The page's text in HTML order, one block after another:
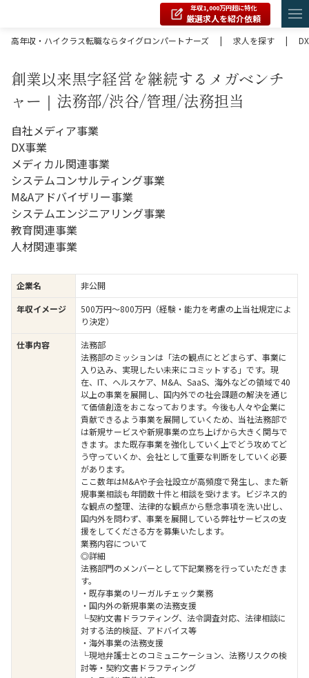
年収1,000万円超に特化
厳選求人を紹介依頼
高年収・ハイクラス転職ならタイグロンパートナーズ
| 求人を探す |
創業以来黒字経営を継続するメガベンチ
ャー｜法務部/渋谷/管理/法務担当
自社メディア事業
DX事業
メディカル関連事業
システムコンサルティング事業
M&Aアドバイザリー事業
システムエンジニアリング事業
教育関連事業
人材関連事業
企業名
非公開
年収イメージ
500万円〜800万円（経験・能力を考慮の上当社規定によ
り決定）
仕事内容
法務部
法務部のミッションは「法の観点にとどまらず、事業に
入り込み、実現したい未来にコミットする」です。現
在、IT、ヘルスケア、M&A、SaaS、海外などの領域で40
以上の事業を展開し、国内外での社会課題の解決を通じ
て価値創造をおこなっております。今後も人々や企業に
貢献できるよう事業を展開していくため、当社法務部で
は新規サービスや新規事業の立ち上げから大きく関与で
きます。また既存事業を強化していく上でどう攻めてど
う守っていくか、会社として重要な判断をしていく必要
があります。
ここ数年はM&Aや子会社設立が高頻度で発生し、また新
規事業相談も年間数十件と相談を受けます。ビジネス的
な観点の整理、法律的な観点から懸念事項を洗い出し、
国内外を問わず、事業を展開している弊社サービスの支
援をしてくださる方を募集いたします。
業務内容について
◎詳細
法務部門のメンバーとして下記業務を行っていただきま
す。
・既存事業のリーガルチェック業務
・国内外の新規事業の法務支援
└契約文書ドラフティング、法令調査対応、法律相談に
対する法的検証、アドバイス等
・海外事業の法務支援
└現地弁護士とのコミュニケーション、法務リスクの検
討等・契約文書ドラフティング